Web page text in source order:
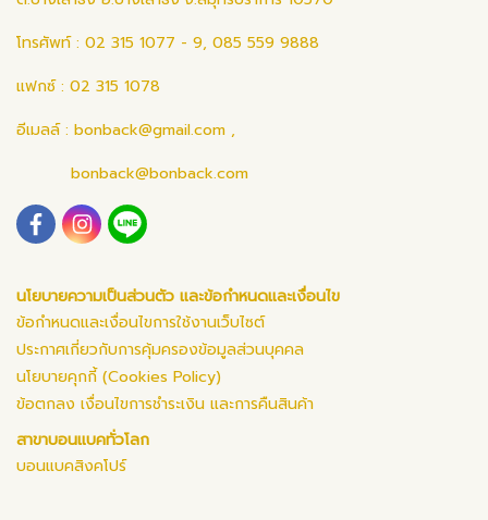
โทรศัพท์ : 02 315 1077 - 9, 085 559 9888
แฟกซ์ : 02 315 1078
อีเมลล์ : bonback@gmail.com ,
bonback@bonback.com
นโยบายความเป็นส่วนตัว และข้อกำหนดและเงื่อนไข
ข้อกำหนดและเงื่อนไขการใช้งานเว็บไซต์
ประกาศเกี่ยวกับการคุ้มครองข้อมูลส่วนบุคคล
นโยบายคุกกี้ (Cookies Policy)
ข้อตกลง เงื่อนไขการชำระเงิน และการคืนสินค้า
สาขาบอนแบคทั่วโลก
บอนแบคสิงคโปร์